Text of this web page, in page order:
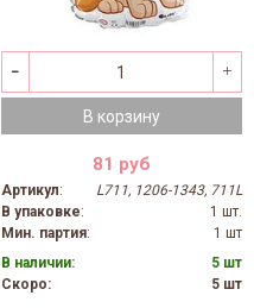
В корзину
81 руб
Артикул:
L711, 1206-1343, 711L
В упаковке:
1 шт.
Мин. партия:
1 шт
В наличии:
5 шт
Скоро:
5 шт